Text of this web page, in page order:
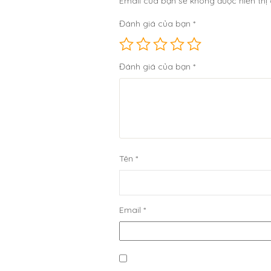
Đánh giá của bạn *
Đánh giá của bạn *
Tên *
Email *